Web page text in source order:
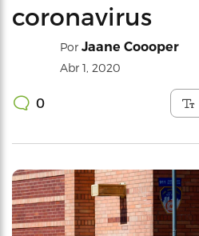
coronavirus
Por Jaane Coooper
Abr 1, 2020
0